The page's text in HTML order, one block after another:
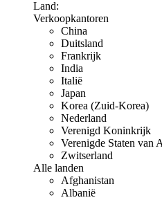
Land:
Verkoopkantoren
China
Duitsland
Frankrijk
India
Italië
Japan
Korea (Zuid-Korea)
Nederland
Verenigd Koninkrijk
Verenigde Staten van
Zwitserland
Alle landen
Afghanistan
Albanië